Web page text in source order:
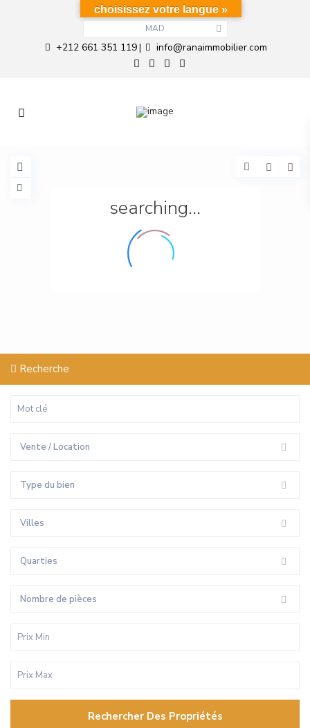
MAD
+212 661 351 119| info@ranaimmobilier.com
searching...
Recherche
Vente / Location
Type du bien
Villes
Quarties
Nombre de pièces
Rechercher Des Propriétés
choisissez votre langue »